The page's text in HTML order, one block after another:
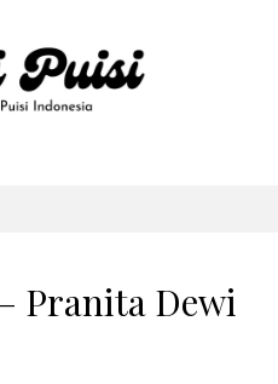
Pranita Dewi